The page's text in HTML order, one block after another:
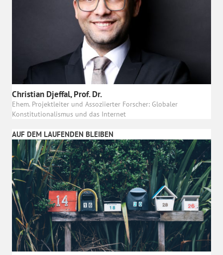
Christian Djeffal, Prof. Dr.
Ehem. Projektleiter und Assoziierter Forscher: Globaler
Konstitutionalismus und das Internet
AUF DEM LAUFENDEN BLEIBEN